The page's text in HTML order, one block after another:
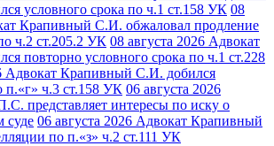
условного срока по ч.1 ст.158 УК 08
Крапивный С.И. обжаловал продление
ч.2 ст.205.2 УК 08 августа 2026 Адвокат
повторно условного срока по ч.1 ст.228
Адвокат Крапивный С.И. добился
п.«г» ч.3 ст.158 УК 06 августа 2026
представляет интересы по иску о
суде 06 августа 2026 Адвокат Крапивный
по п.«з» ч.2 ст.111 УК